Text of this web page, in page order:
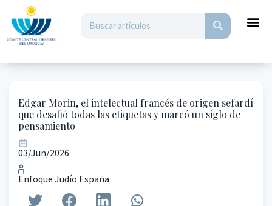
Edgar Morin, el intelectual francés de origen sefardí
que desafió todas las etiquetas y marcó un siglo de
pensamiento
03/Jun/2026
Enfoque Judío España